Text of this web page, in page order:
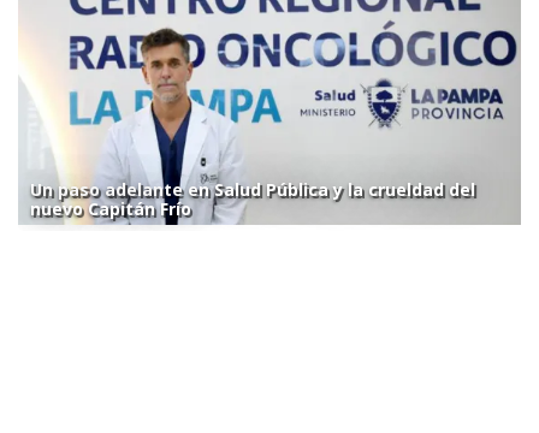
Un paso adelante en Salud Pública y la crueldad del
nuevo Capitán Frío